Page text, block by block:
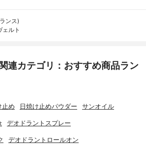
ンス)
ェルト
連カテゴリ：おすすめ商品ラン
止め 日焼け止めパウダー サンオイル
デオドラントスプレー
デオドラントロールオン